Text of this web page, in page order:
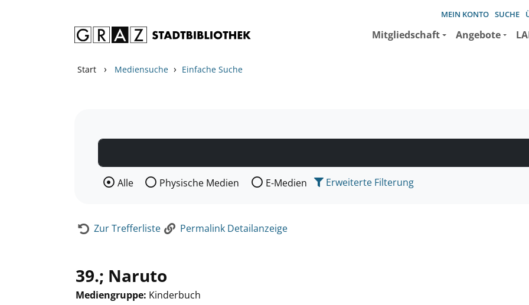
MEIN KONTO SUCHE
Mitgliedschaft Angebote
Start › Mediensuche › Einfache Suche
Wählen Sie die Medienart nach der Sie suchen wollen.
Alle Physische Medien E-Medien Erweiterte Filterung
Zur Trefferliste Permalink Detailanzeige
39.; Naruto
Mediengruppe: Kinderbuch